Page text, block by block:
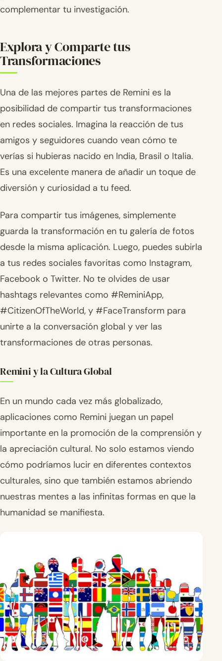
complementar tu investigación.
Explora y Comparte tus
Transformaciones
Una de las mejores partes de Remini es la
posibilidad de compartir tus transformaciones
en redes sociales. Imagina la reacción de tus
amigos y seguidores cuando vean cómo te
verías si hubieras nacido en India, Brasil o Italia.
Es una excelente manera de añadir un toque de
diversión y curiosidad a tu feed.
Para compartir tus imágenes, simplemente
guarda la transformación en tu galería de fotos
desde la misma aplicación. Luego, puedes subirla
a tus redes sociales favoritas como Instagram,
Facebook o Twitter. No te olvides de usar
hashtags relevantes como #ReminiApp,
#CitizenOfTheWorld, y #FaceTransform para
unirte a la conversación global y ver las
transformaciones de otras personas.
Remini y la Cultura Global
En un mundo cada vez más globalizado,
aplicaciones como Remini juegan un papel
importante en la promoción de la comprensión y
la apreciación cultural. No solo estamos viendo
cómo podríamos lucir en diferentes contextos
culturales, sino que también estamos abriendo
nuestras mentes a las infinitas formas en que la
humanidad se manifiesta.